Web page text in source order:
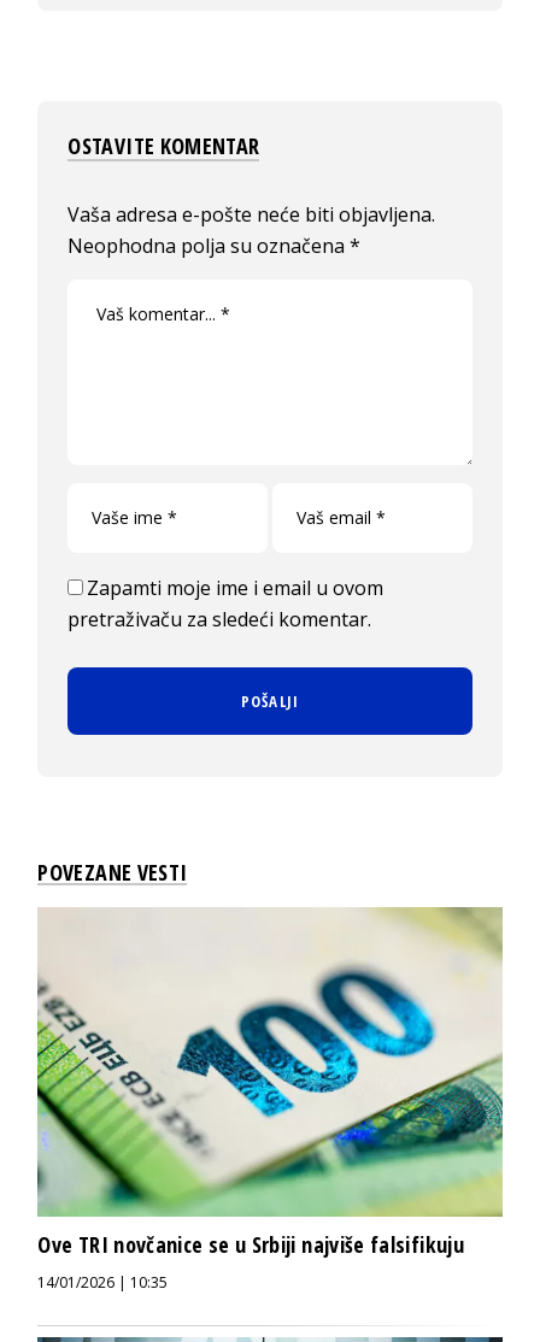
OSTAVITE KOMENTAR
Vaša adresa e-pošte neće biti objavljena.
Neophodna polja su označena*
Zapamti moje ime i email u ovom
pretraživaču za sledeći komentar.
POVEZANE VESTI
Ove TRI novčanice se u Srbiji najviše falsifikuju
14/01/2026 | 10:35